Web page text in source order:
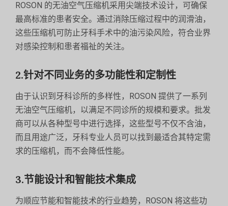
ROSON 的无油空气压缩机采用尖端技术设计，可确保
最高标准的患者安全。通过消除压缩过程中的润滑油，
这些压缩机可防止牙科手术中的油污染风险，符合业界
对感染控制和患者福祉的关注。
2.针对不同业务的多功能性和定制性
由于认识到牙科诊所的多样性，ROSON 提供了一系列
无油空气压缩机，以满足不同诊所的规模和要求。批发
商可以从各种型号中进行选择，这些型号不仅不含油，
而且用途广泛，牙科专业人员可以找到最适合其特定需
求的压缩机，而不会降低性能。
3.节能设计和智能技术集成
为顺应节能和智能技术的行业趋势，ROSON 将这些功